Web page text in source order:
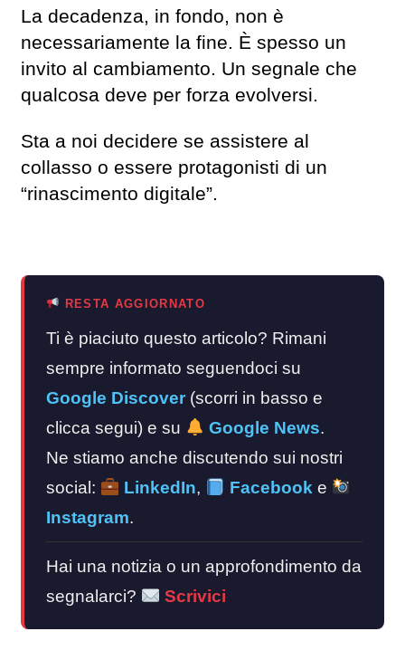
La decadenza, in fondo, non è
necessariamente la fine. È spesso un
invito al cambiamento. Un segnale che
qualcosa deve per forza evolversi.
Sta a noi decidere se assistere al
collasso o essere protagonisti di un
“rinascimento digitale”.
RESTA AGGIORNATO
Ti è piaciuto questo articolo? Rimani
sempre informato seguendoci su
Google Discover (scorri in basso e
clicca segui) e su
Google News.
Ne stiamo anche discutendo sui nostri
social:
LinkedIn, Facebook e
Instagram.
Hai una notizia o un approfondimento da
segnalarci?
Scrivici